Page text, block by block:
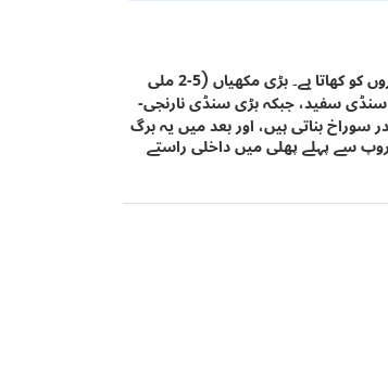
نقصان میلینیگرومیزا اوبٹوسا کے کیڑے سے ہوتا ہے، جو نشوونما پانے والے بیج کی دیواروں کو کھاتا ہے۔ بڑی مکھیاں (5-2 ملی
سنڈی سفید، جبکہ بڑی سنڈی نارنجی-
سوراخ بناتی ہیں، اور بعد میں یہ برگ
سے پہلے پھلی میں داخلی راستے